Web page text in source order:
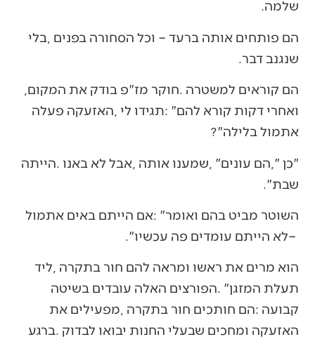
‬שלמה‭.‬
‬שנגנב‭ ‬דבר‭.‬
‬אתמול‭ ‬בלילה‭?‬‮"‬
‬שבת‭.‬‮"‬
השוטר‭ ‬מביט‭ ‬בהם‭ ‬ואומר‭: ‬‮"‬אם‭ ‬הייתם‭ ‬באים‭ ‬אתמול‭